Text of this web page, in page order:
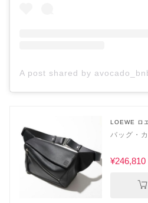
LOEWE ロ
バッグ・
¥246,810